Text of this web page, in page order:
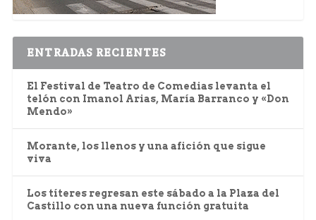
ENTRADAS RECIENTES
El Festival de Teatro de Comedias levanta el
telón con Imanol Arias, María Barranco y «Don
Mendo»
Morante, los llenos y una afición que sigue
viva
Los títeres regresan este sábado a la Plaza del
Castillo con una nueva función gratuita